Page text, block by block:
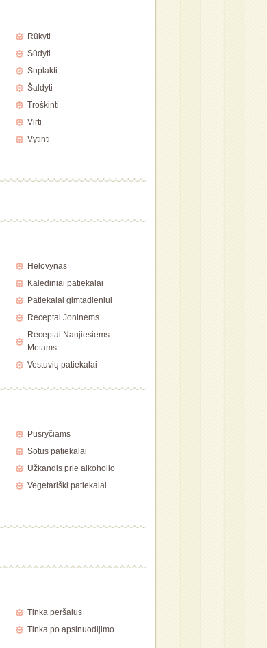
Rūkyti
Sūdyti
Suplakti
Šaldyti
Troškinti
Virti
Vytinti
Helovynas
Kalėdiniai patiekalai
Patiekalai gimtadieniui
Receptai Joninėms
Receptai Naujiesiems
Metams
Vestuvių patiekalai
Pusryčiams
Sotūs patiekalai
Užkandis prie alkoholio
Vegetariški patiekalai
Tinka peršalus
Tinka po apsinuodijimo